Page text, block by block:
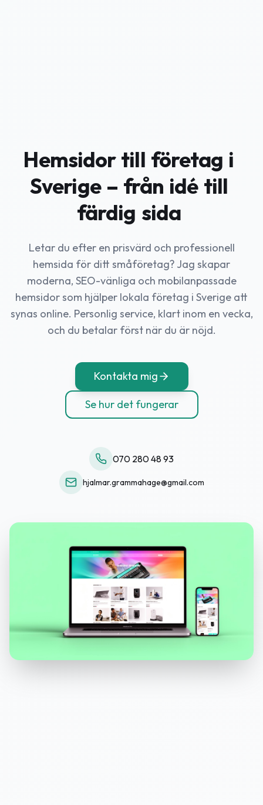
Hemsidor till företag i
Sverige – från idé till
färdig sida
Letar du efter en prisvärd och professionell
hemsida för ditt småföretag? Jag skapar
moderna, SEO-vänliga och mobilanpassade
hemsidor som hjälper lokala företag i Sverige att
synas online. Personlig service, klart inom en vecka,
och du betalar först när du är nöjd.
Kontakta mig
Se hur det fungerar
070 280 48 93
hjalmar.grammahage@gmail.com